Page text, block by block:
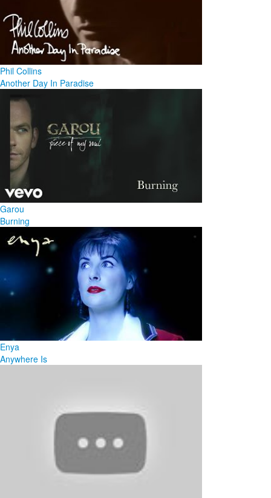
Phil Collins
Another Day In Paradise
Garou
Burning
Enya
Anywhere Is